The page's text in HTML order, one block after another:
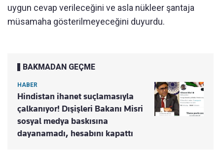
uygun cevap verileceğini ve asla nükleer şantaja
müsamaha gösterilmeyeceğini duyurdu.
BAKMADAN GEÇME
HABER
Hindistan ihanet suçlamasıyla
çalkanıyor! Dışişleri Bakanı Misri
sosyal medya baskısına
dayanamadı, hesabını kapattı